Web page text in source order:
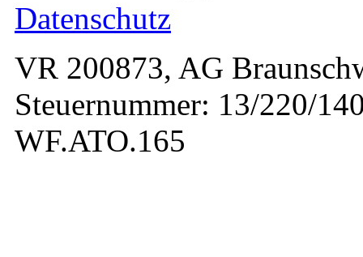
Datenschutz
VR 200873, AG
Steuernummer: 13/220/
WF.ATO.165